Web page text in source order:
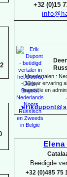
+32 (0)15
-Moedertalen :
-30 jaar ervaring
financiële en
Beëdigde
+32 (0)485 75